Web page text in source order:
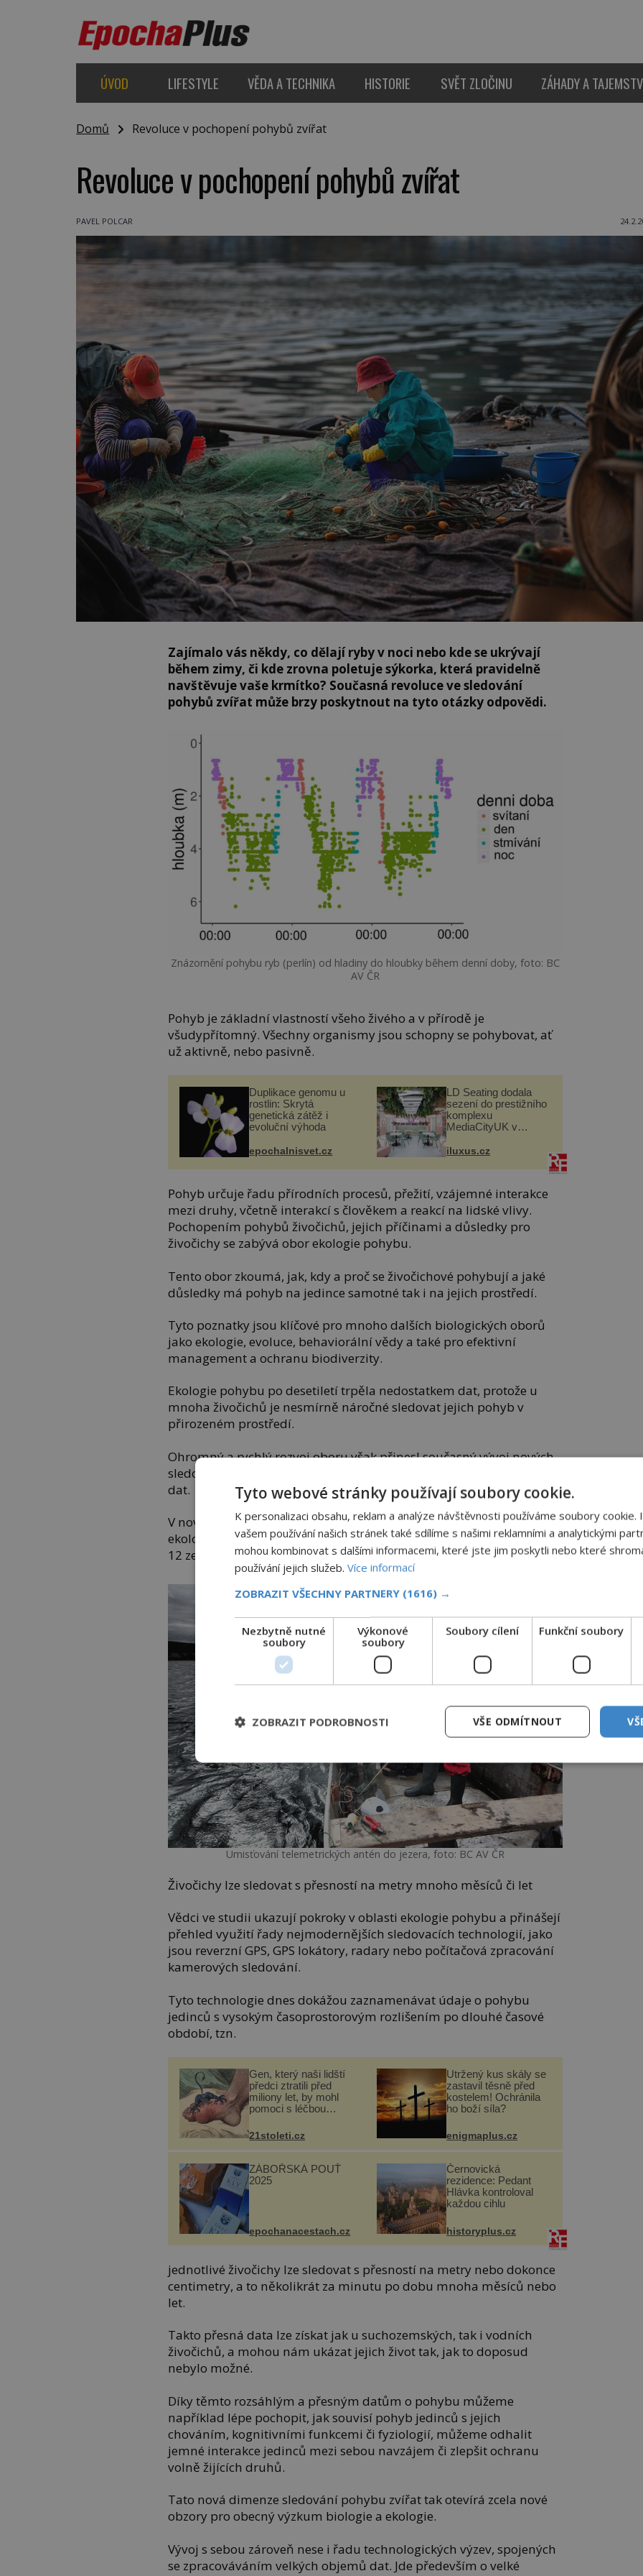
ÚVOD LIFESTYLE VĚDA A TECHNIKA HISTORIE SVĚT ZLOČINU ZÁHADY A
Domů Revoluce v pochopení pohybů zvířat
Revoluce v pochopení pohybů zvířat
PAVEL POLCAR
Zajímalo vás někdy, co dělají ryby v noci nebo kde se ukrývají
během zimy, či kde zrovna poletuje sýkorka, která pravidelně
navštěvuje vaše krmítko? Současná revoluce ve sledování
pohybů zvířat může brzy poskytnout na tyto otázky odpovědi.
Znázornění pohybu ryb (perlín) od hladiny do hloubky během denní doby, foto: BC
AV ČR
Pohyb je základní vlastností všeho živého a v přírodě je
všudypřítomný. Všechny organismy jsou schopny se pohybovat, ať
už aktivně, nebo pasivně.
Duplikace genomu u
rostlin: Skrytá
genetická zátěž i
evoluční výhoda
epochalnisvet.cz
LD Seating dodala
sezení do prestižního
komplexu
MediaCityUK v
iluxus.cz
Pohyb určuje řadu přírodních procesů, přežití, vzájemné interakce
mezi druhy, včetně interakcí s člověkem a reakcí na lidské vlivy.
Pochopením pohybů živočichů, jejich příčinami a důsledky pro
živočichy se zabývá obor ekologie pohybu.
Tento obor zkoumá, jak, kdy a proč se živočichové pohybují a jaké
důsledky má pohyb na jedince samotné tak i na jejich prostředí.
Tyto poznatky jsou klíčové pro mnoho dalších biologických oborů
jako ekologie, evoluce, behaviorální vědy a také pro efektivní
management a ochranu biodiverzity.
Ekologie pohybu po desetiletí trpěla nedostatkem dat, protože u
mnoha živočichů je nesmírně náročné sledovat jejich pohyb v
přirozeném prostředí.
Ohromný a rychlý rozvoj oboru však přinesl současný vývoj nových
sledovacích technologií a nástrojů pro zpracování velkých objemů
dat.
V nové studii upozornila na tuto probíhající revoluci v oblasti
ekologie pohybu velká mezinárodní skupina vědců z 29 institucí a
12 zemí.
Umisťování telemetrických antén do jezera, foto: BC AV ČR
Živočichy lze sledovat s přesností na metry mnoho měsíců či let
Vědci ve studii ukazují pokroky v oblasti ekologie pohybu a přinášejí
přehled využití řady nejmodernějších sledovacích technologií, jako
jsou reverzní GPS, GPS lokátory, radary nebo počítačová zpracování
kamerových sledování.
Tyto technologie dnes dokážou zaznamenávat údaje o pohybu
jedinců s vysokým časoprostorovým rozlišením po dlouhé časové
období, tzn.
Gen, který naši lidští
předci ztratili před
miliony let, by mohl
pomoci s léčbou
21stoleti.cz
Utržený kus skály se
zastavil těsně před
kostelem! Ochránila
ho boží síla?
enigmaplus.cz
ZÁBOŘSKÁ POUŤ
2025
epochanacestach.cz
Černovická
rezidence: Pedant
Hlávka kontroloval
každou cihlu
historyplus.cz
jednotlivé živočichy lze sledovat s přesností na metry nebo dokonce
centimetry, a to několikrát za minutu po dobu mnoha měsíců nebo
let.
Takto přesná data lze získat jak u suchozemských, tak i vodních
živočichů, a mohou nám ukázat jejich život tak, jak to doposud
nebylo možné.
Díky těmto rozsáhlým a přesným datům o pohybu můžeme
například lépe pochopit, jak souvisí pohyb jedinců s jejich
chováním, kognitivními funkcemi či fyziologií, můžeme odhalit
jemné interakce jedinců mezi sebou navzájem či zlepšit ochranu
volně žijících druhů.
Tato nová dimenze sledování pohybu zvířat tak otevírá zcela nové
obzory pro obecný výzkum biologie a ekologie.
Vývoj s sebou zároveň nese i řadu technologických výzev, spojených
se zpracováváním velkých objemů dat. Jde především o velké
Tyto webové stránky používají soubory cookie.
K personalizaci obsahu, reklam a analýze návštěvnosti používáme soubory cookie.
vašem používání našich stránek také sdílíme s našimi reklamními a analytickými
mohou kombinovat s dalšími informacemi, které jste jim poskytli nebo které
používání jejich služeb. Více informací
ZOBRAZIT VŠECHNY PARTNERY (1616) →
Nezbytně nutné
soubory
Výkonové
soubory
Soubory cílení Funkční soubory
VŠE ODMÍTNOUT
ZOBRAZIT PODROBNOSTI